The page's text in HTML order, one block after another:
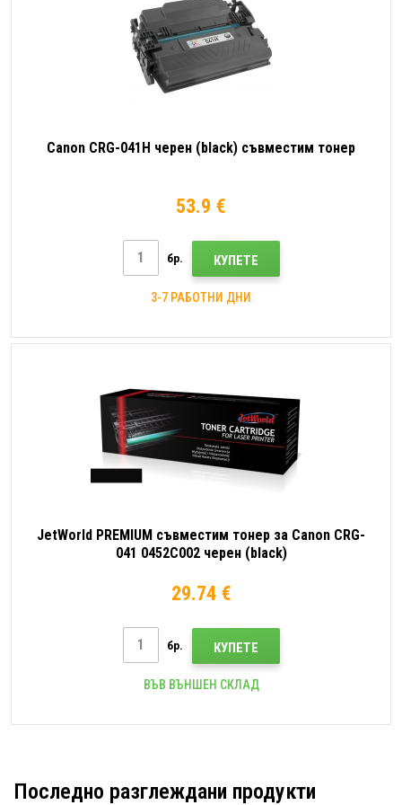
Canon CRG-041H черен (black) съвместим тонер
53.9 €
бр. КУПЕТЕ
3-7 РАБОТНИ ДНИ
JetWorld PREMIUM съвместим тонер за Canon CRG-
041 0452C002 черен (black)
29.74 €
бр. КУПЕТЕ
ВЪВ ВЪНШЕН СКЛАД
Последно разглеждани продукти